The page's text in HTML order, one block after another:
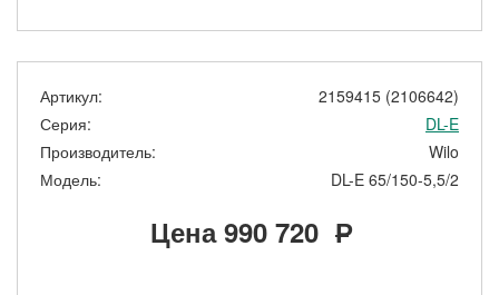
Артикул:
2159415 (2106642)
Серия:
DL-E
Производитель:
Wilo
Модель:
DL-E 65/150-5,5/2
Цена990 720 Р